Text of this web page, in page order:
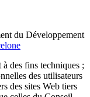
du Développement
des fins techniques ;
des utilisateurs
des sites Web tiers